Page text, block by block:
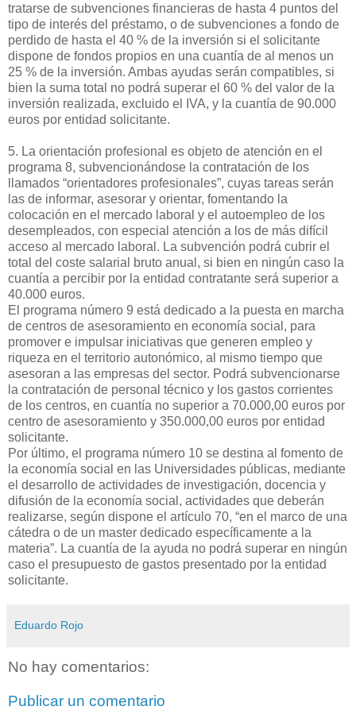
tratarse de subvenciones financieras de hasta 4 puntos del
tipo de interés del préstamo, o de subvenciones a fondo de
perdido de hasta el 40 % de la inversión si el solicitante
dispone de fondos propios en una cuantía de al menos un
25 % de la inversión. Ambas ayudas serán compatibles, si
bien la suma total no podrá superar el 60 % del valor de la
inversión realizada, excluido el IVA, y la cuantía de 90.000
euros por entidad solicitante.
5. La orientación profesional es objeto de atención en el
programa 8, subvencionándose la contratación de los
llamados “orientadores profesionales”, cuyas tareas serán
las de informar, asesorar y orientar, fomentando la
colocación en el mercado laboral y el autoempleo de los
desempleados, con especial atención a los de más difícil
acceso al mercado laboral. La subvención podrá cubrir el
total del coste salarial bruto anual, si bien en ningún caso la
cuantía a percibir por la entidad contratante será superior a
40.000 euros.
El programa número 9 está dedicado a la puesta en marcha
de centros de asesoramiento en economía social, para
promover e impulsar iniciativas que generen empleo y
riqueza en el territorio autonómico, al mismo tiempo que
asesoran a las empresas del sector. Podrá subvencionarse
la contratación de personal técnico y los gastos corrientes
de los centros, en cuantía no superior a 70.000,00 euros por
centro de asesoramiento y 350.000,00 euros por entidad
solicitante.
Por último, el programa número 10 se destina al fomento de
la economía social en las Universidades públicas, mediante
el desarrollo de actividades de investigación, docencia y
difusión de la economía social, actividades que deberán
realizarse, según dispone el artículo 70, “en el marco de una
cátedra o de un master dedicado específicamente a la
materia”. La cuantía de la ayuda no podrá superar en ningún
caso el presupuesto de gastos presentado por la entidad
solicitante.
Eduardo Rojo
No hay comentarios:
Publicar un comentario